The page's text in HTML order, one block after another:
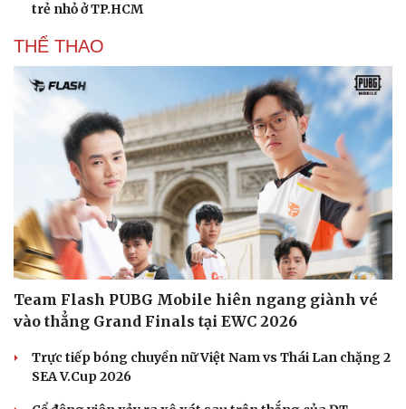
trẻ nhỏ ở TP.HCM
THỂ THAO
Team Flash PUBG Mobile hiên ngang giành vé
vào thẳng Grand Finals tại EWC 2026
Trực tiếp bóng chuyền nữ Việt Nam vs Thái Lan chặng 2
SEA V.Cup 2026